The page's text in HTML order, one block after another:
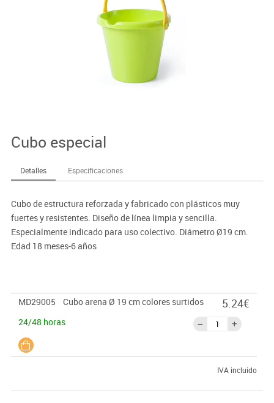
Cubo especial
Detalles Especificaciones
Cubo de estructura reforzada y fabricado con plásticos muy
fuertes y resistentes. Diseño de línea limpia y sencilla.
Especialmente indicado para uso colectivo. Diámetro Ø19 cm.
Edad 18 meses-6 años
MD29005
Cubo arena Ø 19 cm colores surtidos
24/48 horas
5.24€
IVA incluido